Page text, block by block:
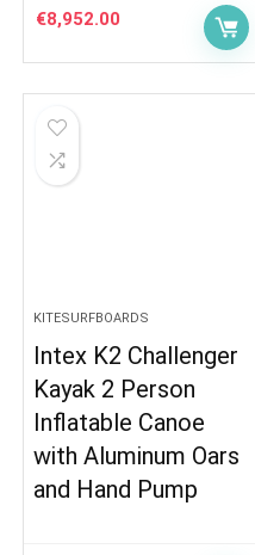
€8,952.00
KITESURFBOARDS
Intex K2 Challenger
Kayak 2 Person
Inflatable Canoe
with Aluminum Oars
and Hand Pump